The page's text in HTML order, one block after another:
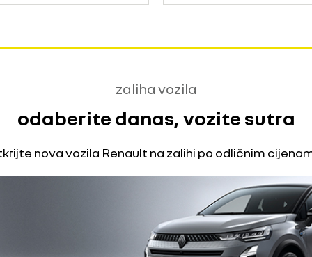
zaliha vozila
odaberite danas, vozite sutra
nova vozila Renault na zalihi po odličnim